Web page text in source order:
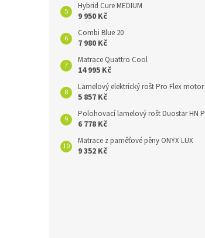
Hybrid Cure MEDIUM
9 950 Kč
Combi Blue 20
7 980 Kč
Matrace Quattro Cool
14 995 Kč
Lamelový elektrický rošt Pro Flex motor
5 857 Kč
Polohovací lamelový rošt Duostar HN P
6 778 Kč
Matrace z paměťové pěny ONYX LUX
9 352 Kč